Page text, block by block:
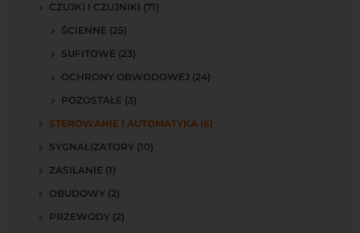
CZUJKI I CZUJNIKI (71)
ŚCIENNE (25)
SUFITOWE (23)
OCHRONY OBWODOWEJ (24)
POZOSTAŁE (3)
STEROWANIE I AUTOMATYKA (6)
SYGNALIZATORY (10)
ZASILANIE (1)
OBUDOWY (2)
PRZEWODY (2)